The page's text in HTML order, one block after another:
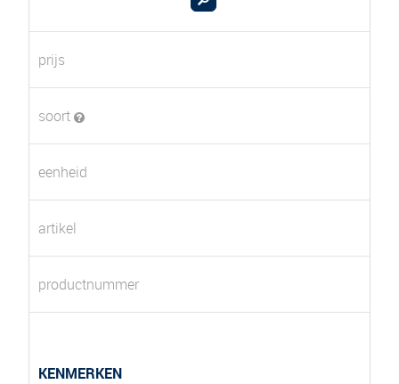
prijs
soort
eenheid
artikel
productnummer
KENMERKEN